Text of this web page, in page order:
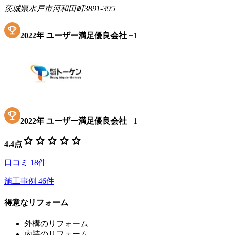
茨城県水戸市河和田町3891-395
2022年 ユーザー満足優良会社 +1
2022年 ユーザー満足優良会社 +1
4.4点 star star star star star
口コミ 18件
施工事例 46件
得意なリフォーム
外構のリフォーム